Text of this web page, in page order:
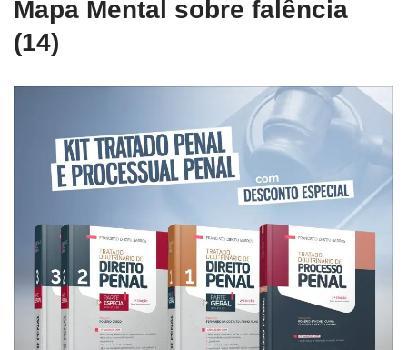
Mapa Mental sobre falência
(14)